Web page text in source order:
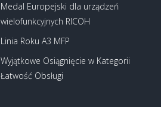
Next item
pid667
Medal Europejski dla urządzeń
wielofunkcyjnych RICOH
Linia Roku A3 MFP
Wyjątkowe Osiągnięcie w Kategorii
Łatwość Obsługi